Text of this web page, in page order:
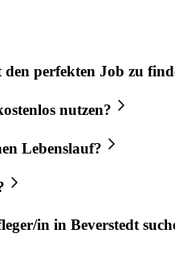
den perfekten Job zu
nutzen?
Lebenslauf?
in in Beverstedt